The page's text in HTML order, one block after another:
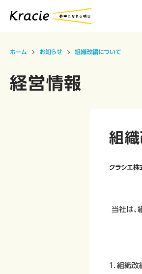
ホーム お知らせ 組織改編について
経営情報
組
クラシエ株
当社は、
１．組織改